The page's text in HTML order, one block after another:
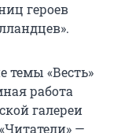
героев
темы «Весть»
работа
галереи
—